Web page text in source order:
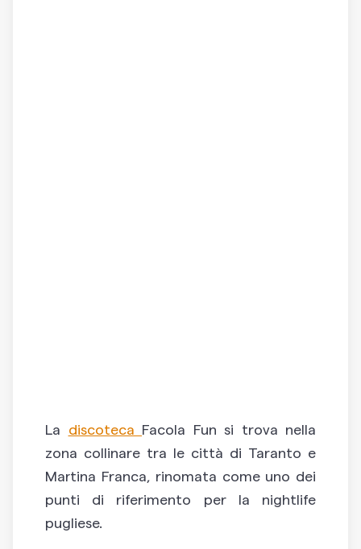
La discoteca Facola Fun si trova nella
zona collinare tra le città di Taranto e
Martina Franca, rinomata come uno dei
punti di riferimento per la nightlife
pugliese.